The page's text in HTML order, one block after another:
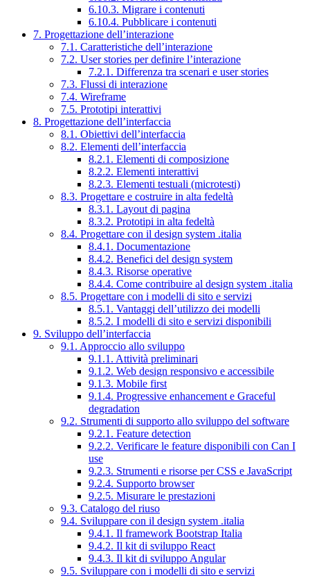
6.10.3. Migrare i contenuti
6.10.4. Pubblicare i contenuti
7. Progettazione dell’interazione
7.1. Caratteristiche dell’interazione
7.2. User stories per definire l’interazione
7.2.1. Differenza tra scenari e user stories
7.3. Flussi di interazione
7.4. Wireframe
7.5. Prototipi interattivi
8. Progettazione dell’interfaccia
8.1. Obiettivi dell’interfaccia
8.2. Elementi dell’interfaccia
8.2.1. Elementi di composizione
8.2.2. Elementi interattivi
8.2.3. Elementi testuali (microtesti)
8.3. Progettare e costruire in alta fedeltà
8.3.1. Layout di pagina
8.3.2. Prototipi in alta fedeltà
8.4. Progettare con il design system .italia
8.4.1. Documentazione
8.4.2. Benefici del design system
8.4.3. Risorse operative
8.4.4. Come contribuire al design system .italia
8.5. Progettare con i modelli di sito e servizi
8.5.1. Vantaggi dell’utilizzo dei modelli
8.5.2. I modelli di sito e servizi disponibili
9. Sviluppo dell’interfaccia
9.1. Approccio allo sviluppo
9.1.1. Attività preliminari
9.1.2. Web design responsivo e accessibile
9.1.3. Mobile first
9.1.4. Progressive enhancement e Graceful
degradation
9.2. Strumenti di supporto allo sviluppo del software
9.2.1. Feature detection
9.2.2. Verificare le feature disponibili con Can I
use
9.2.3. Strumenti e risorse per CSS e JavaScript
9.2.4. Supporto browser
9.2.5. Misurare le prestazioni
9.3. Catalogo del riuso
9.4. Sviluppare con il design system .italia
9.4.1. Il framework Bootstrap Italia
9.4.2. Il kit di sviluppo React
9.4.3. Il kit di sviluppo Angular
9.5. Sviluppare con i modelli di sito e servizi